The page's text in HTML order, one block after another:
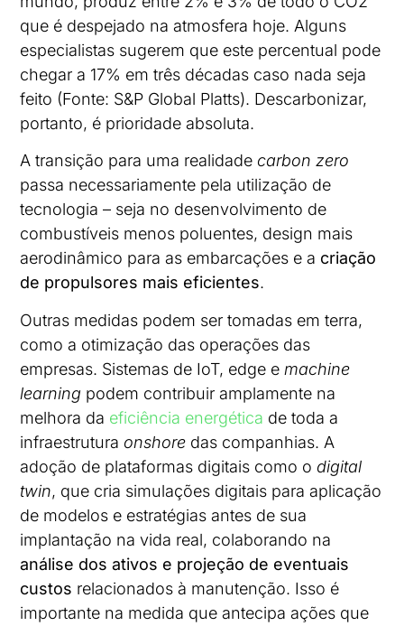
que é despejado na atmosfera hoje. Alguns
especialistas sugerem que este percentual pode
chegar a 17% em três décadas caso nada seja
feito (Fonte: S&P Global Platts). Descarbonizar,
portanto, é prioridade absoluta.
A transição para uma realidade carbon zero
passa necessariamente pela utilização de
tecnologia – seja no desenvolvimento de
combustíveis menos poluentes, design mais
aerodinâmico para as embarcações e a criação
de propulsores mais eficientes.
Outras medidas podem ser tomadas em terra,
como a otimização das operações das
empresas. Sistemas de IoT, edge e machine
learning podem contribuir amplamente na
melhora da eficiência energética de toda a
infraestrutura onshore das companhias. A
adoção de plataformas digitais como o digital
twin, que cria simulações digitais para aplicação
de modelos e estratégias antes de sua
implantação na vida real, colaborando na
análise dos ativos e projeção de eventuais
custos relacionados à manutenção. Isso é
importante na medida que antecipa ações que